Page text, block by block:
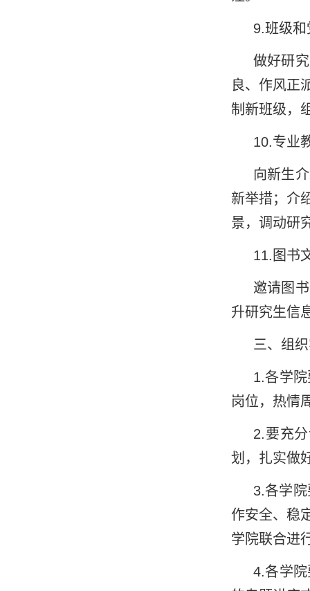
9.班级和
做好研
良、作风正
制新班级，
10.专业
向新生
新举措；介
景，调动研
11. 图书
邀请图
升研究生信
三、组
1.各学
岗位，热情
2.要充
划，扎实做
3.各学
作安全、稳
学院联合进
4.各学